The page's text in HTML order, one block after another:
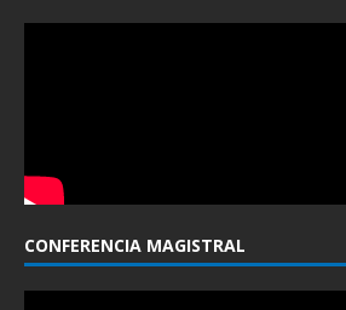
CONFERENCIA MAGISTRAL